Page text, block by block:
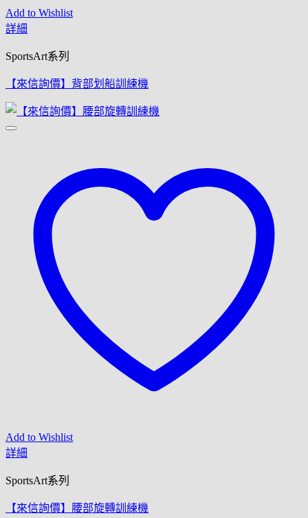
Add to Wishlist
詳細
SportsArt系列
【來信詢價】背部划船訓練機
Add to Wishlist
詳細
SportsArt系列
【來信詢價】腰部旋轉訓練機